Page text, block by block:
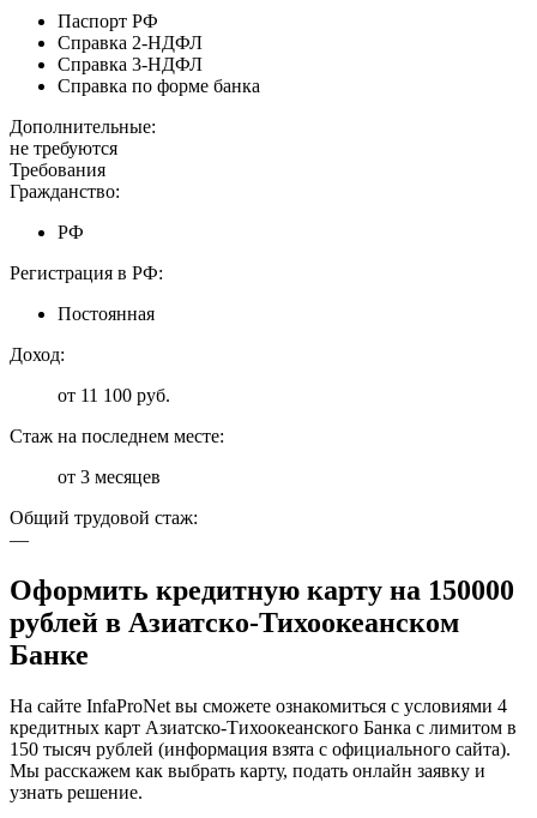
Паспорт РФ
Справка 2-НДФЛ
Справка 3-НДФЛ
Справка по форме банка
Дополнительные:
не требуются
Требования
Гражданство:
РФ
Регистрация в РФ:
Постоянная
Доход:
от 11 100 руб.
Стаж на последнем месте:
от 3 месяцев
Общий трудовой стаж:
—
Оформить кредитную карту на 150000
рублей в Азиатско-Тихоокеанском
Банке
На сайте InfaProNet вы сможете ознакомиться с условиями 4
кредитных карт Азиатско-Тихоокеанского Банка с лимитом в
150 тысяч рублей (информация взята с официального сайта).
Мы расскажем как выбрать карту, подать онлайн заявку и
узнать решение.